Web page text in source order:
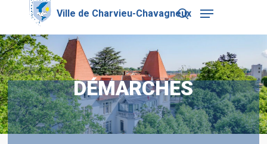
content
search
Menu
DÉMARCHES
Close